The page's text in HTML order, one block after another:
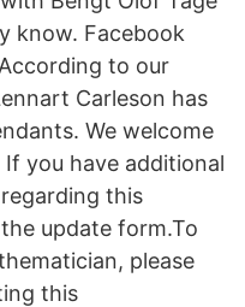
know. Facebook
to our
Carleson has
We welcome
you have additional
this
update form.To
please
this